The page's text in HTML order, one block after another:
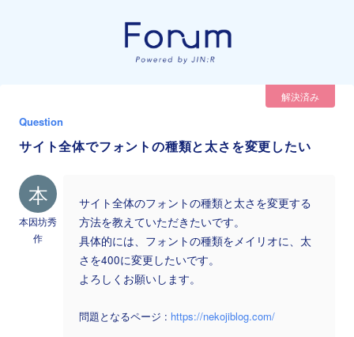
解決済み
Question
サイト全体でフォントの種類と太さを変更したい
本
本因坊秀
作
サイト全体のフォントの種類と太さを変更する
方法を教えていただきたいです。
具体的には、フォントの種類をメイリオに、太
さを400に変更したいです。
よろしくお願いします。
問題となるページ : https://nekojiblog.com/